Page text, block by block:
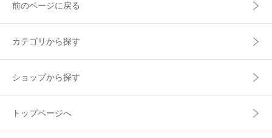
前のページに戻る
カテゴリから探す
ショップから探す
トップページへ